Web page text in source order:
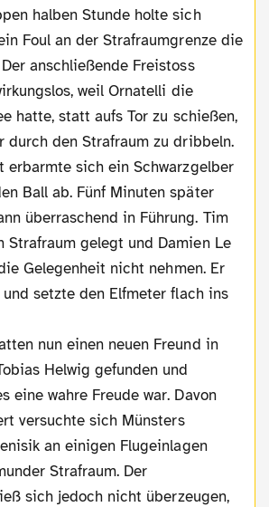
halben Stunde holte sich
Foul an der Strafraumgrenze die
anschließende Freistoss
weil Ornatelli die
hatte, statt aufs Tor zu schießen,
durch den Strafraum zu dribbeln.
erbarmte sich ein Schwarzgelber
Ball ab. Fünf Minuten später
überraschend in Führung. Tim
Strafraum gelegt und Damien Le
Gelegenheit nicht nehmen. Er
setzte den Elfmeter flach ins
nun einen neuen Freund in
Helwig gefunden und
eine wahre Freude war. Davon
versuchte sich Münsters
an einigen Flugeinlagen
Strafraum. Der
sich jedoch nicht überzeugen,